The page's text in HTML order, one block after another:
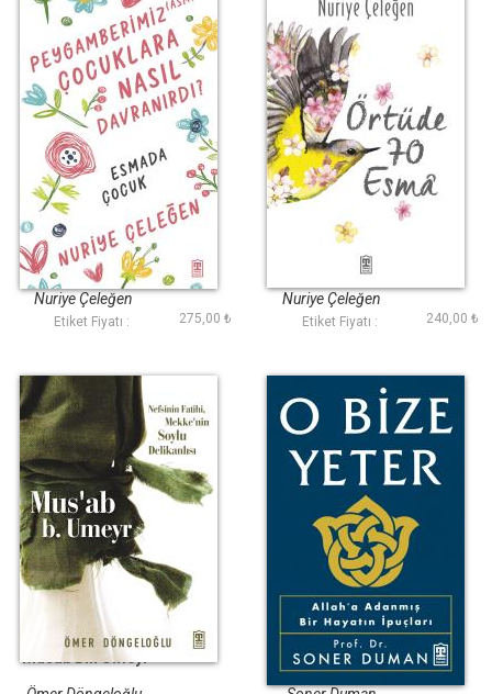
Peygamberimiz
(asm) Çocuklara
Nasıl Davranırdı?
Nuriye Çeleğen
Etiket Fiyatı : 275,00 ₺
Örtüde 70 Esma
Nuriye Çeleğen
Etiket Fiyatı : 240,00 ₺
Musab Bin Umeyr O Bize Yeter